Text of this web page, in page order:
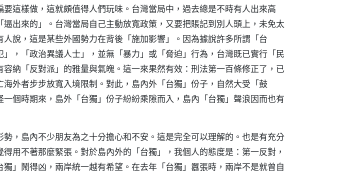
要這樣做，這就頗值得人們玩味。台灣當局中，過去總是不時有人出來高
逼出來的」。台灣當局自己主動放寬政策，又要把賬記到別人頭上，未免太
人說，這是某些外國勢力在背後「施加影響」。因為據說許多所謂「台
，「政治異議人士」，並無「暴力」或「脅迫」行為，台灣既已實行「民
容納「反對派」的雅量與氣魄。這一來果然有效：刑法第一百條修正了，已
海外者步步放寬入境限制。對此，島內外「台獨」份子，自然大受「鼓
一個時期來，島外「台獨」份子紛紛乘隙而入，島內「台獨」聲浪因而也有
勢，島內不少朋友為之十分擔心和不安。這是完全可以理解的。也是有充分
用不著那麼緊張。對於島內外的「台獨」，我個人的態度是：第一反對，
獨」鬧得凶，兩岸統一越有希望。在去年「台獨」囂張時，兩岸不是就曾自